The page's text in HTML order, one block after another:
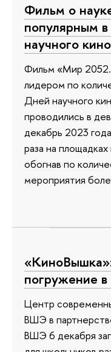
Фильм о
популярным
научного
Фильм «Мир 2052.
лидером по
Дней научного
проводились в
декабрь 2023
раза на
обогнав по
мероприятия
погружение
Центр
ВШЭ в
ВШЭ 6 декабря